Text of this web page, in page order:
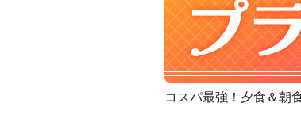
コスパ最強！夕食＆朝